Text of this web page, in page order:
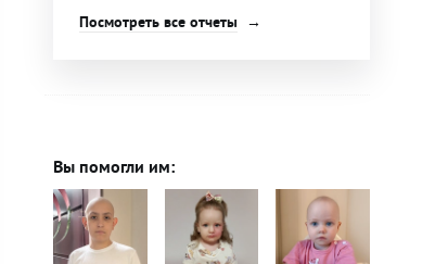
Посмотреть все отчеты
Вы помогли им: